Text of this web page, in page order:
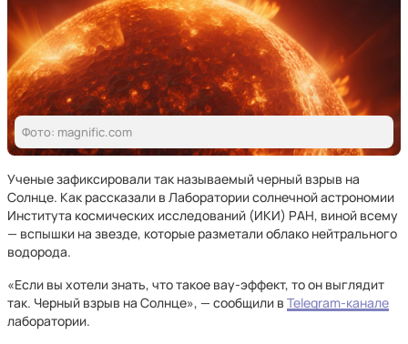
Фото: magnific.com
Ученые зафиксировали так называемый черный взрыв на
Солнце. Как рассказали в Лаборатории солнечной астрономии
Института космических исследований (ИКИ) РАН, виной всему
— вспышки на звезде, которые разметали облако нейтрального
водорода.
«Если вы хотели знать, что такое вау-эффект, то он выглядит
так. Черный взрыв на Солнце», — сообщили в Telegram-канале
лаборатории.